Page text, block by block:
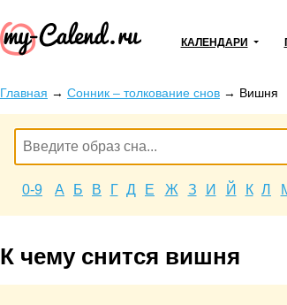
КАЛЕНДАРИ
Главная → Сонник – толкование снов → Вишня
0-9 А Б В Г Д Е Ж З И Й К Л
К чему снится вишня